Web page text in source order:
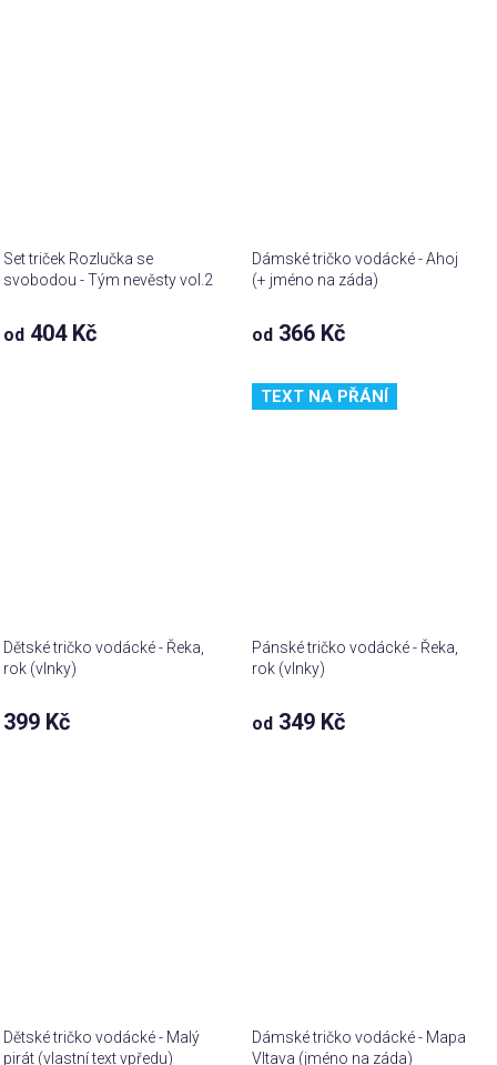
Set triček Rozlučka se
svobodou - Tým nevěsty vol.2
od 404 Kč
Dámské tričko vodácké - Ahoj
(+ jméno na záda)
od 366 Kč
Dětské tričko vodácké - Řeka,
rok (vlnky)
399 Kč
TEXT NA PŘÁNÍ
Pánské tričko vodácké - Řeka,
rok (vlnky)
od 349 Kč
Dětské tričko vodácké - Malý
pirát (vlastní text vpředu)
Dámské tričko vodácké - Mapa
Vltava (jméno na záda)